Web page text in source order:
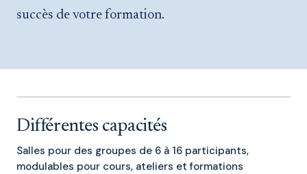
succès de votre formation.
Différentes capacités
Salles pour des groupes de 6 à 16 participants,
modulables pour cours, ateliers et formations